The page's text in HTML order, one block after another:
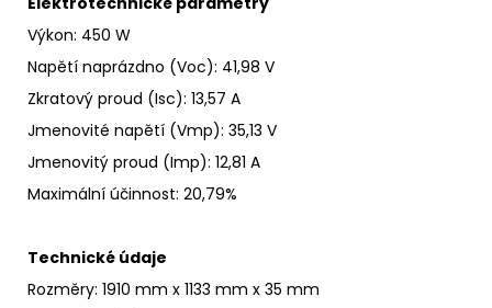
Výkon: 450 W
Napětí naprázdno (Voc): 41,98 V
Zkratový proud (Isc): 13,57 A
Jmenovité napětí (Vmp): 35,13 V
Jmenovitý proud (Imp): 12,81 A
Maximální účinnost: 20,79%
Technické údaje
Rozměry: 1910 mm x 1133 mm x 35 mm